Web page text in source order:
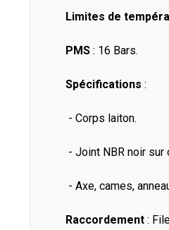
Limites de
PMS : 16 Bars.
Spécifications :
- Corps laiton.
- Joint NBR noir sur
- Axe, cames,
Raccordement :